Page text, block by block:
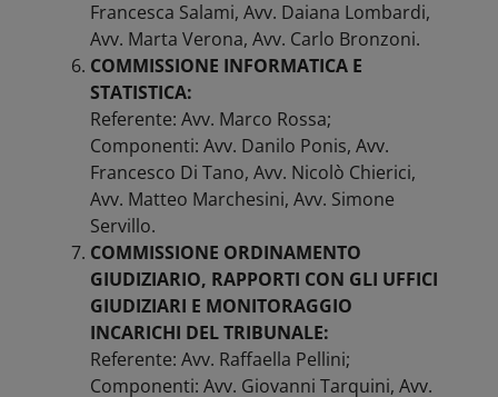
Francesca Salami, Avv. Daiana Lombardi,
Avv. Marta Verona, Avv. Carlo Bronzoni.
COMMISSIONE INFORMATICA E
STATISTICA:
Referente: Avv. Marco Rossa;
Componenti: Avv. Danilo Ponis, Avv.
Francesco Di Tano, Avv. Nicolò Chierici,
Avv. Matteo Marchesini, Avv. Simone
Servillo.
COMMISSIONE ORDINAMENTO
GIUDIZIARIO, RAPPORTI CON GLI UFFICI
GIUDIZIARI E MONITORAGGIO
INCARICHI DEL TRIBUNALE:
Referente: Avv. Raffaella Pellini;
Componenti: Avv. Giovanni Tarquini, Avv.